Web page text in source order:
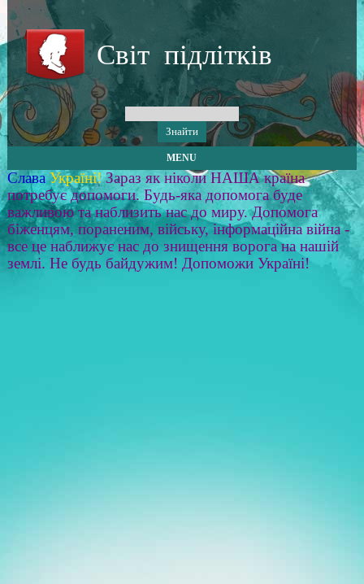
Світ підлітків
MENU
Слава Україні! Зараз як ніколи НАША країна
потребує допомоги. Будь-яка допомога буде
важливою та наблизить нас до миру. Допомога
біженцям, пораненим, війську, інформаційна війна -
все це наближує нас до знищення ворога на нашій
землі. Не будь байдужим! Допоможи Україні!